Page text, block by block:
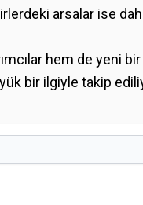
arsalar ise
hem de yeni
bir ilgiyle takip